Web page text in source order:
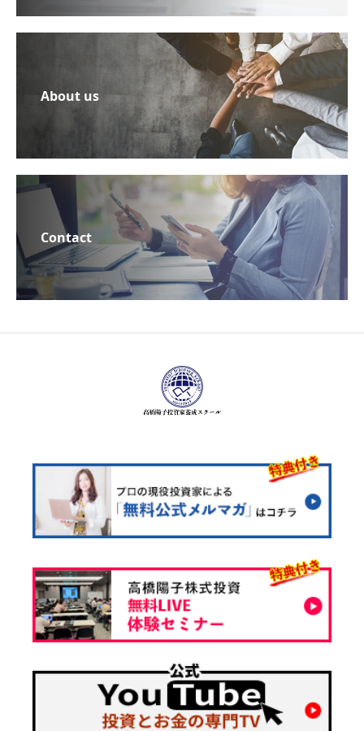
About us
Contact